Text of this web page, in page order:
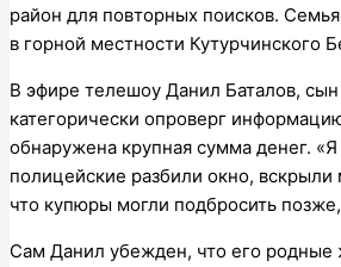
район для повторных поисков.
в горной местности Кутурчинского
В эфире телешоу Данил Баталов,
категорически опроверг
обнаружена крупная сумма денег.
полицейские разбили окно,
что купюры могли подбросить
Сам Данил убежден, что его